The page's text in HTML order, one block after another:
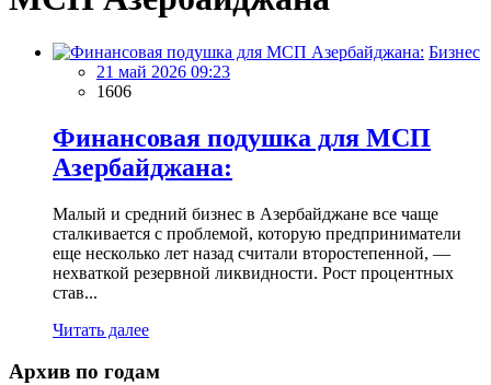
Бизнес
21 май 2026 09:23
1606
Финансовая подушка для МСП
Азербайджана:
Малый и средний бизнес в Азербайджане все чаще
сталкивается с проблемой, которую предприниматели
еще несколько лет назад считали второстепенной, —
нехваткой резервной ликвидности. Рост процентных
став...
Читать далее
Архив по годам